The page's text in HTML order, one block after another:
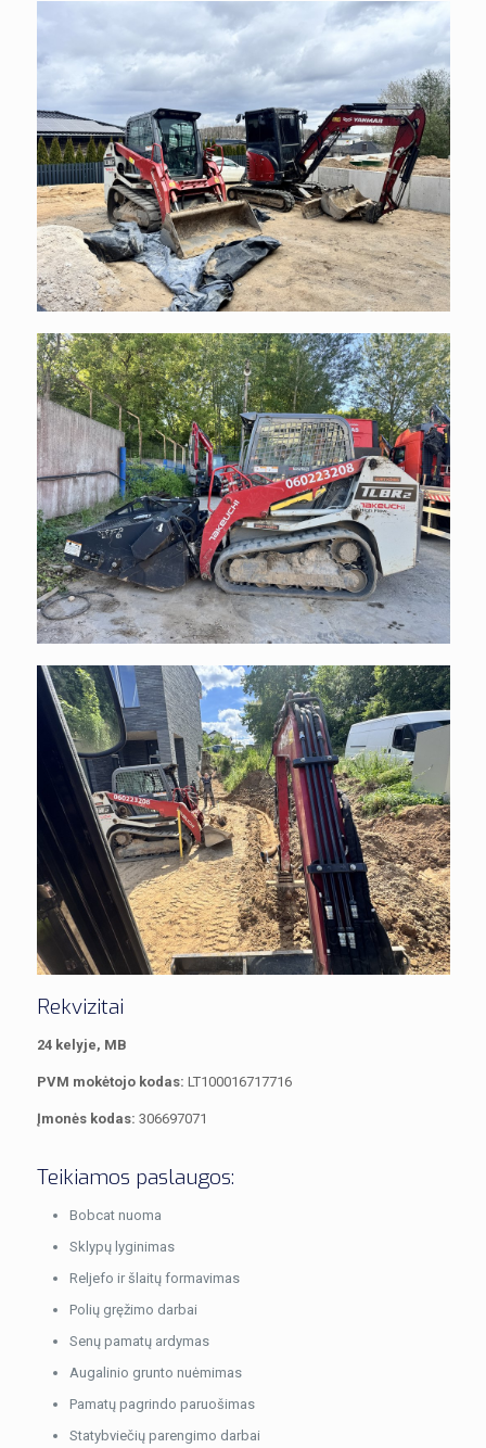
Rekvizitai
24 kelyje, MB
PVM mokėtojo kodas: LT100016717716
Įmonės kodas: 306697071
Teikiamos paslaugos:
Bobcat nuoma
Sklypų lyginimas
Reljefo ir šlaitų formavimas
Polių gręžimo darbai
Senų pamatų ardymas
Augalinio grunto nuėmimas
Pamatų pagrindo paruošimas
Statybviečių parengimo darbai